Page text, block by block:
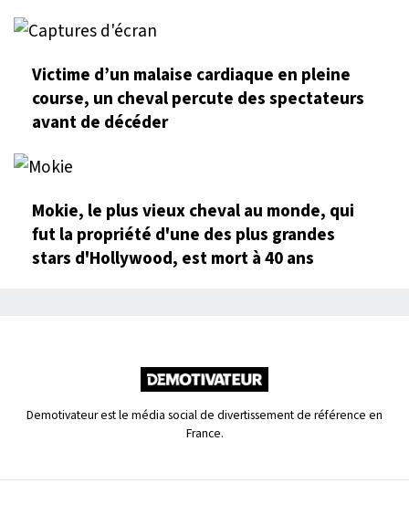
Victime d’un malaise cardiaque en pleine
course, un cheval percute des spectateurs
avant de décéder
Mokie, le plus vieux cheval au monde, qui
fut la propriété d'une des plus grandes
stars d'Hollywood, est mort à 40 ans
Demotivateur est le média social de divertissement de référence en
France.